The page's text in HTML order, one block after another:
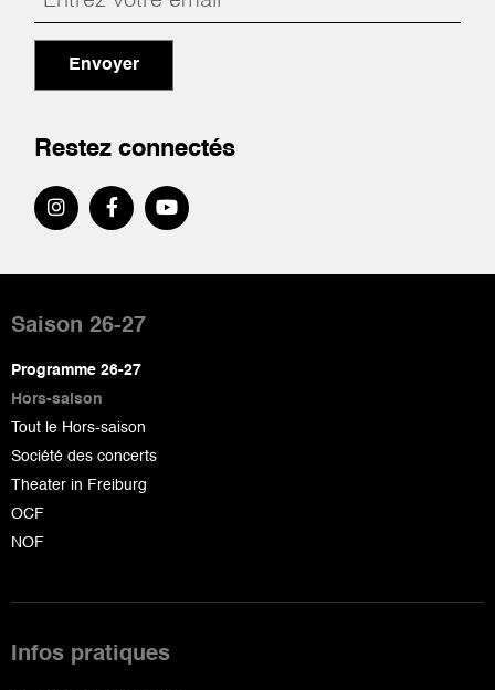
Envoyer
Restez connectés
de
page
Saison 26-27
Programme 26-27
Hors-saison
Tout le Hors-saison
Société des concerts
Theater in Freiburg
OCF
NOF
Infos pratiques